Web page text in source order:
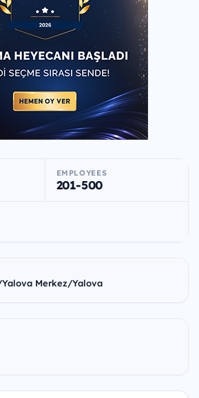
EMPLOYEES
201-500
Yalova Merkez/Yalova